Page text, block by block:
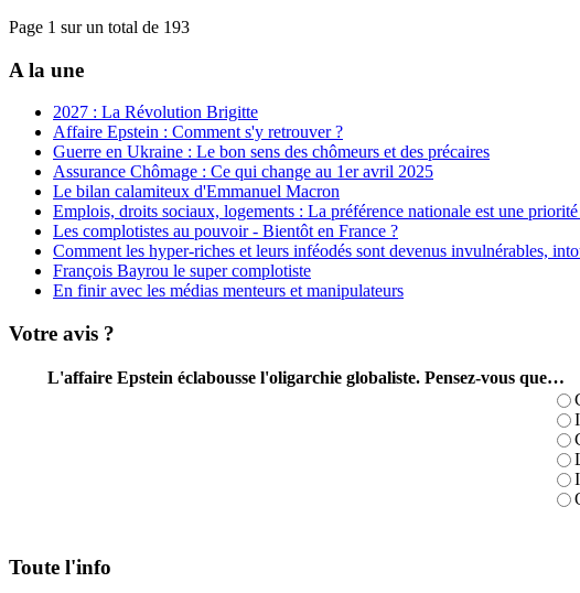
Page 1 sur un total de 193
A la une
2027 : La Révolution Brigitte
Affaire Epstein : Comment s'y retrouver ?
Guerre en Ukraine : Le bon sens des chômeurs et des précaires
Assurance Chômage : Ce qui change au 1er avril 2025
Le bilan calamiteux d'Emmanuel Macron
Emplois, droits sociaux, logements : La préférence nationale est une
Les complotistes au pouvoir - Bientôt en France ?
Comment les hyper-riches et leurs inféodés sont devenus invulnérables,
François Bayrou le super complotiste
En finir avec les médias menteurs et manipulateurs
Votre avis ?
L'affaire Epstein éclabousse l'oligarchie globaliste. Pensez-vous que…
Toute l'info